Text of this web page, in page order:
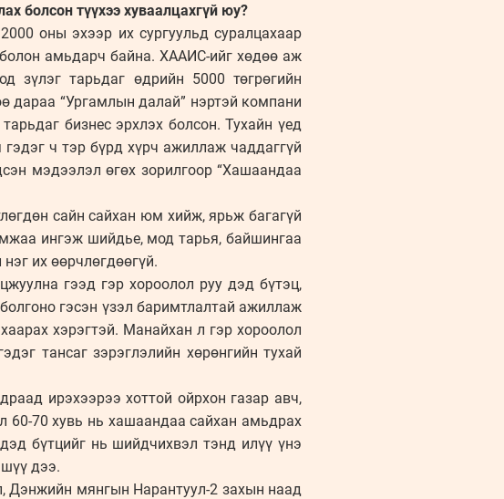
болсон түүхээ хуваалцахгүй юу?
оны эхээр их сургуульд суралцахаар
амьдарч байна. ХААИС-ийг хөдөө аж
зүлэг тарьдаг өдрийн 5000 төгрөгийн
дараа “Ургамлын далай” нэртэй компани
бизнес эрхлэх болсон. Тухайн үед
ч тэр бүрд хүрч ажиллаж чаддаггүй
мэдээлэл өгөх зорилгоор “Хашаандаа
сайн сайхан юм хийж, ярьж багагүй
ингэж шийдье, мод тарья, байшингаа
их өөрчлөгдөөгүй.
гээд гэр хороолол руу дэд бүтэц,
гэсэн үзэл баримтлалтай ажиллаж
хэрэгтэй. Манайхан л гэр хороолол
тансаг зэрэглэлийн хөрөнгийн тухай
ирэхээрээ хоттой ойрхон газар авч,
60-70 хувь нь хашаандаа сайхан амьдрах
бүтцийг нь шийдчихвэл тэнд илүү үнэ
дээ.
Дэнжийн мянгын Нарантуул-2 захын наад